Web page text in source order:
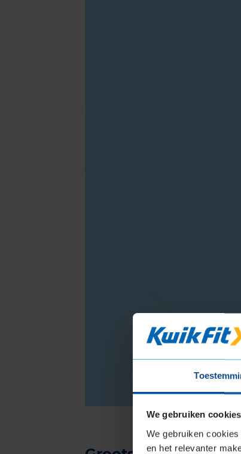
We gebruiken
We gebruiken
en het relevanter